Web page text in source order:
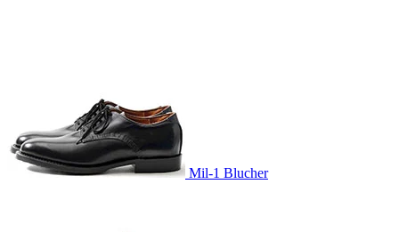
Mil-1 Blucher